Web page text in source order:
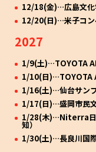
11
全国ホールツ
～」開催決定！
12/18(金)…広島文化
12/20(日)…米子コン
2027
1/9(土)…TOYOTA
1/10(日)…TOYOTA
1/16(土)…仙台サン
1/17(日)…盛岡市民
1/28(木)…Niterra日
知）
1/30(土)…長良川国